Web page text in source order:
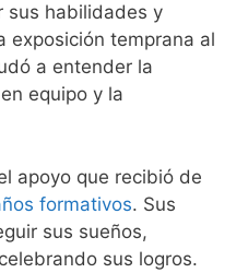
sus habilidades y
exposición temprana al
a entender la
equipo y la
apoyo que recibió de
formativos. Sus
sus sueños,
sus logros.